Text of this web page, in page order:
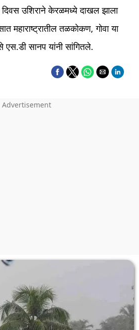
दिवस उशिराने केरळमध्ये दाखल झाला
महाराष्ट्रातील तळकोकण, गोवा या
सानप यांनी सांगितले.